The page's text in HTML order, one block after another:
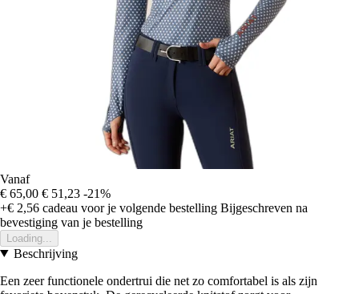
Vanaf
€ 65,00 € 51,23 -21%
+€ 2,56 cadeau voor je volgende bestelling Bijgeschreven na
bevestiging van je bestelling
Loading...
Beschrijving
Een zeer functionele ondertrui die net zo comfortabel is als zijn